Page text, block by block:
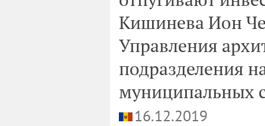
Кишинева Ион
Управления
подразделения
муниципальных
16.12.2019